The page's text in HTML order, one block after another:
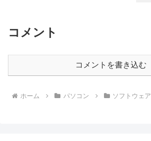
コメント
コメントを書き込む
ホーム パソコン ソフトウェア